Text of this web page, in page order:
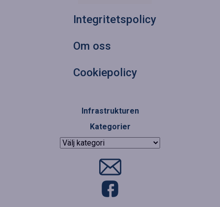
Integritetspolicy
Om oss
Cookiepolicy
Infrastrukturen
Kategorier
Kategorier